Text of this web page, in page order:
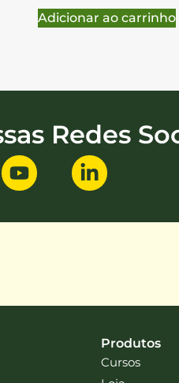
Adicionar ao carrinho
Redes
Produtos
Cursos